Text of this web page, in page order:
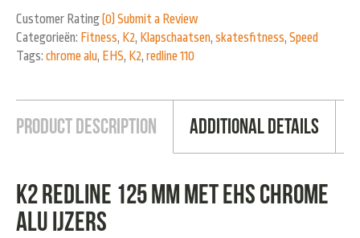
Customer Rating(0) Submit a Review
Categorieën: Fitness, K2, Klapschaatsen, skatesfitness, Speed
Tags: chrome alu, EHS, K2, redline 110
Product Description Additional Details
K2 Redline 125 mm met EHS Chrome
Alu ijzers